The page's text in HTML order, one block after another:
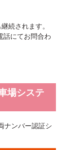
続されます。
話にてお問合わ
場システ
ナンバー認証シ